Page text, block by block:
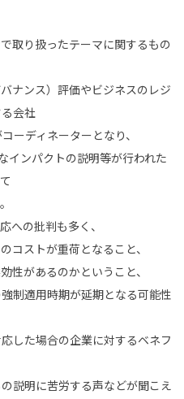
取り扱ったテーマに関するもの
ナンス）評価やビジネスのレジ
会社
ディネーターとなり、
インパクトの説明等が行われた
への批判も多く、
コストが重荷となること、
性があるのかということ、
制適用時期が延期となる可能性
した場合の企業に対するベネフ
説明に苦労する声などが聞こえ